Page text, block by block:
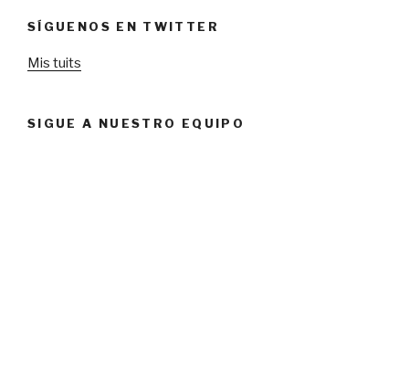
SÍGUENOS EN TWITTER
Mis tuits
SIGUE A NUESTRO EQUIPO